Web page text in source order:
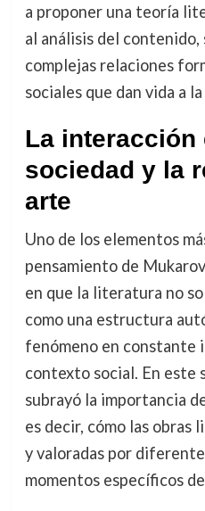
a proponer una teoría
al análisis del contenido,
complejas relaciones
sociales que dan vida a
La interacción
sociedad y la
arte
Uno de los elementos
pensamiento de
en que la literatura no
como una estructura
fenómeno en constante
contexto social. En este
subrayó la importancia
es decir, cómo las obras
y valoradas por
momentos específicos